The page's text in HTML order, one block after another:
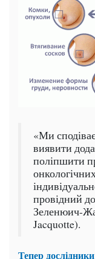
«Ми
виявити
поліпшити
провідний
Зеленюич-
Jacquotte).
Тепер